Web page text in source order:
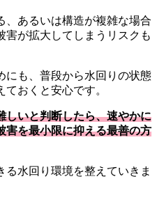
、あるいは構造が複雑な場合
害が拡大してしまうリスクも
にも、普段から水回りの状態
おくと安心です。
しいと判断したら、速やかに
害を最小限に抑える最善の方
水回り環境を整えていきま